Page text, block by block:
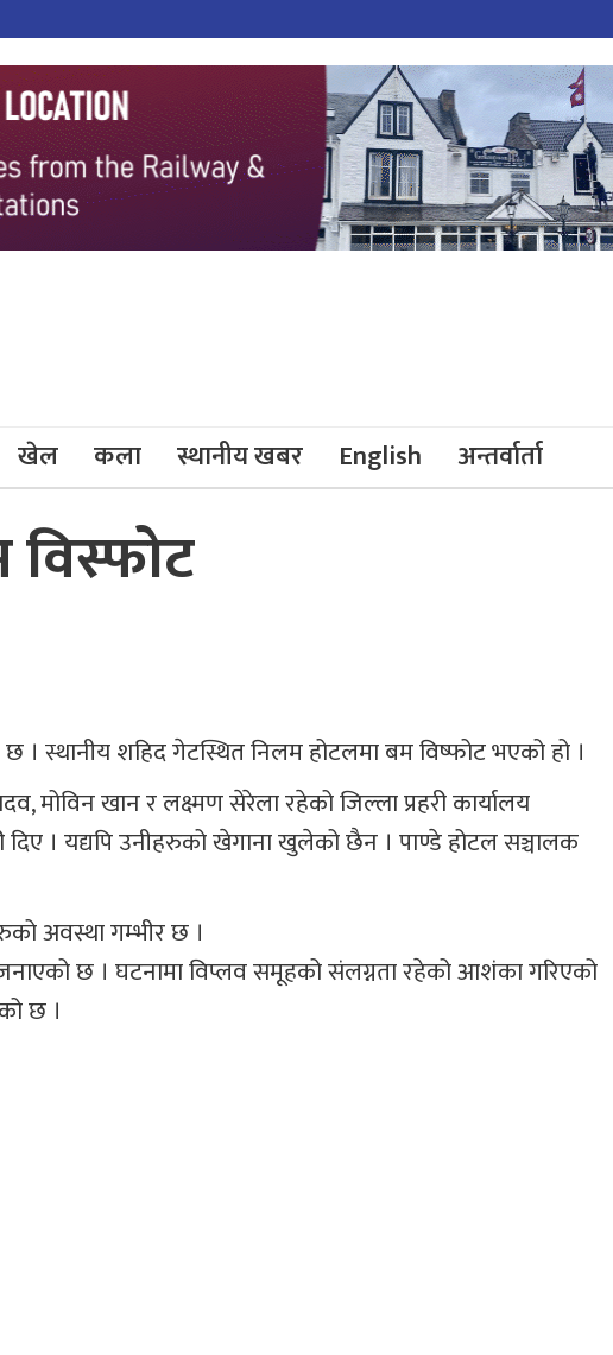
खेल कला स्थानीय खबर English अन्तर्वार्ता
। स्थानीय शहिद गेटस्थित निलम होटलमा बम विष्फोट भएको हो ।
मोविन खान र लक्ष्मण सेरेला रहेको जिल्ला प्रहरी कार्यालय
दिए । यद्यपि उनीहरुको खेगाना खुलेको छैन । पाण्डे होटल सञ्चालक
अवस्था गम्भीर छ ।
छ । घटनामा विप्लव समूहको संलग्नता रहेको आशंका गरिएको
छ ।